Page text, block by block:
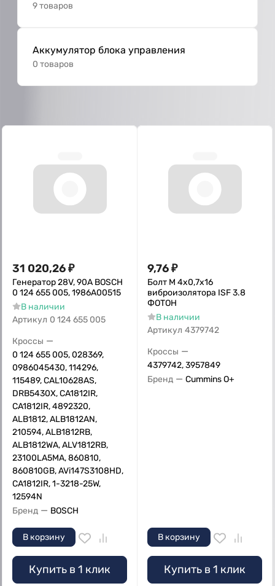
9 товаров
Аккумулятор блока управления
0 товаров
31 020,26₽
Генератор 28V, 90А BOSCH
0 124 655 005, 1986А00515
В наличии
Артикул 0 124 655 005
Кроссы —
0 124 655 005, 028369,
0986045430, 114296,
115489, CAL10628AS,
DRB5430X, CA1812IR,
CA1812IR, 4892320,
ALB1812, ALB1812AN,
210594, ALB1812RB,
ALB1812WA, ALV1812RB,
23100LA5MA, 860810,
860810GB, AVi147S3108HD,
CA1812IR, 1-3218-25W,
12594N
Бренд — BOSCH
В корзину
Купить в 1 клик
9,76₽
Болт M 4x0,7x16
виброизолятора ISF 3.8
ФОТОН
В наличии
Артикул 4379742
Кроссы —
4379742, 3957849
Бренд — Cummins O+
В корзину
Купить в 1 клик